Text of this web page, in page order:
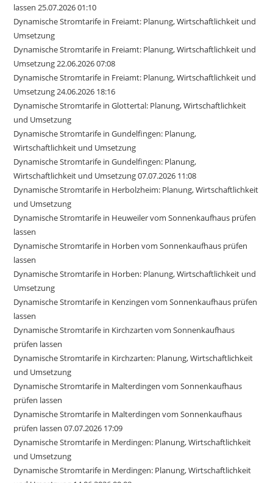
lassen 25.07.2026 01:10
Dynamische Stromtarife in Freiamt: Planung, Wirtschaftlichkeit und
Umsetzung
Dynamische Stromtarife in Freiamt: Planung, Wirtschaftlichkeit und
Umsetzung 22.06.2026 07:08
Dynamische Stromtarife in Freiamt: Planung, Wirtschaftlichkeit und
Umsetzung 24.06.2026 18:16
Dynamische Stromtarife in Glottertal: Planung, Wirtschaftlichkeit
und Umsetzung
Dynamische Stromtarife in Gundelfingen: Planung,
Wirtschaftlichkeit und Umsetzung
Dynamische Stromtarife in Gundelfingen: Planung,
Wirtschaftlichkeit und Umsetzung 07.07.2026 11:08
Dynamische Stromtarife in Herbolzheim: Planung, Wirtschaftlichkeit
und Umsetzung
Dynamische Stromtarife in Heuweiler vom Sonnenkaufhaus prüfen
lassen
Dynamische Stromtarife in Horben vom Sonnenkaufhaus prüfen
lassen
Dynamische Stromtarife in Horben: Planung, Wirtschaftlichkeit und
Umsetzung
Dynamische Stromtarife in Kenzingen vom Sonnenkaufhaus prüfen
lassen
Dynamische Stromtarife in Kirchzarten vom Sonnenkaufhaus
prüfen lassen
Dynamische Stromtarife in Kirchzarten: Planung, Wirtschaftlichkeit
und Umsetzung
Dynamische Stromtarife in Malterdingen vom Sonnenkaufhaus
prüfen lassen
Dynamische Stromtarife in Malterdingen vom Sonnenkaufhaus
prüfen lassen 07.07.2026 17:09
Dynamische Stromtarife in Merdingen: Planung, Wirtschaftlichkeit
und Umsetzung
Dynamische Stromtarife in Merdingen: Planung, Wirtschaftlichkeit